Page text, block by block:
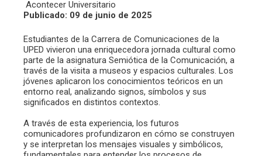
Acontecer Universitario
Publicado: 09 de junio de 2025
Estudiantes de la Carrera de Comunicaciones de la
UPED vivieron una enriquecedora jornada cultural como
parte de la asignatura Semiótica de la Comunicación, a
través de la visita a museos y espacios culturales. Los
jóvenes aplicaron los conocimientos teóricos en un
entorno real, analizando signos, símbolos y sus
significados en distintos contextos.
A través de esta experiencia, los futuros
comunicadores profundizaron en cómo se construyen
y se interpretan los mensajes visuales y simbólicos,